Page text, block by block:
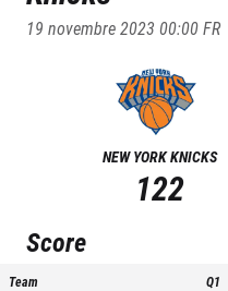
19 novembre 2023 00:00FR
NEW YORK KNICKS
122
Score
Team Q1